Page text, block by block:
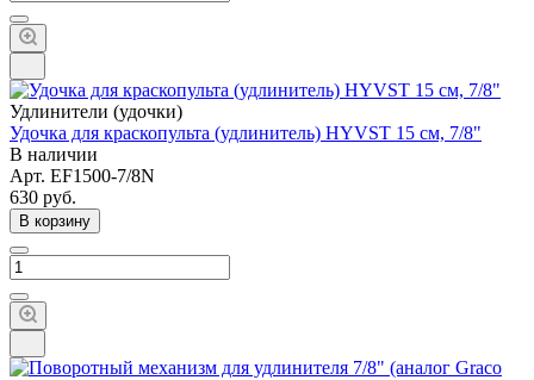
Удлинители (удочки)
Удочка для краскопульта (удлинитель) HYVST 15 см, 7/8"
В наличии
Арт. EF1500-7/8N
630 руб.
В корзину